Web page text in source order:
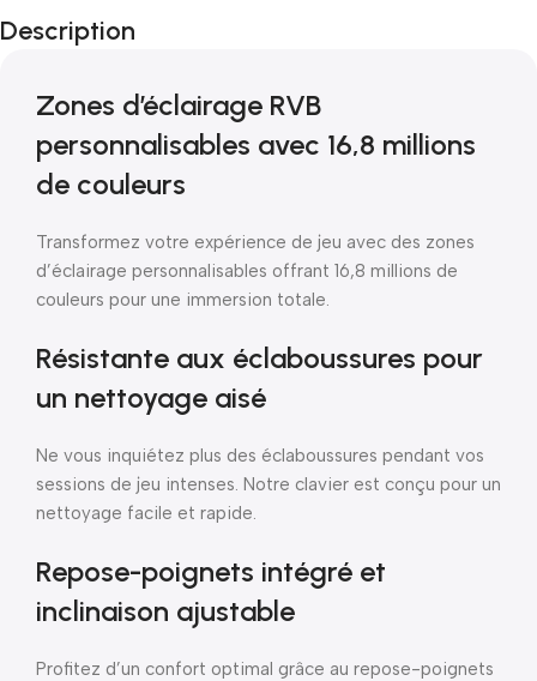
Description
Zones d’éclairage RVB
personnalisables avec 16,8 millions
de couleurs
Transformez votre expérience de jeu avec des zones
d’éclairage personnalisables offrant 16,8 millions de
couleurs pour une immersion totale.
Résistante aux éclaboussures pour
un nettoyage aisé
Ne vous inquiétez plus des éclaboussures pendant vos
sessions de jeu intenses. Notre clavier est conçu pour un
nettoyage facile et rapide.
Repose-poignets intégré et
inclinaison ajustable
Profitez d’un confort optimal grâce au repose-poignets